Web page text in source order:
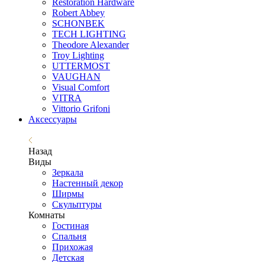
Restoration Hardware
Robert Abbey
SCHONBEK
TECH LIGHTING
Theodore Alexander
Troy Lighting
UTTERMOST
VAUGHAN
Visual Comfort
VITRA
Vittorio Grifoni
Аксессуары
Назад
Виды
Зеркала
Настенный декор
Ширмы
Скульптуры
Комнаты
Гостиная
Спальня
Прихожая
Детская